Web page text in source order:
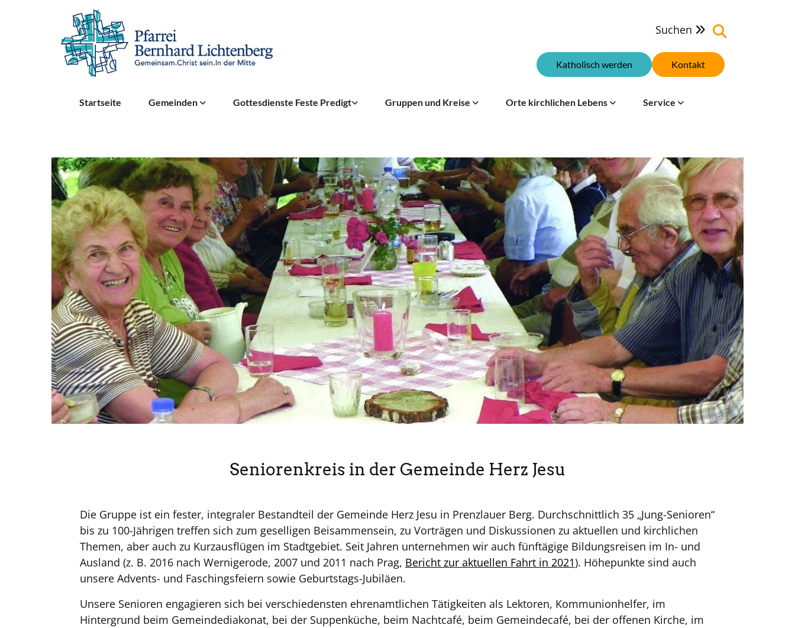
Suchen 
Kontakt
Katholisch werden
Startseite Gemeinden Gottesdienste Feste Predigt Gruppen und Kreise Orte kirchlichen Lebens Service
Seniorenkreis in der Gemeinde Herz Jesu
Die Gruppe ist ein fester, integraler Bestandteil der Gemeinde Herz Jesu in Prenzlauer Berg. Durchschnittlich 35 „Jung-Senioren“
bis zu 100-Jährigen treffen sich zum geselligen Beisammensein, zu Vorträgen und Diskussionen zu aktuellen und kirchlichen
Themen, aber auch zu Kurzausflügen im Stadtgebiet. Seit Jahren unternehmen wir auch fünftägige Bildungsreisen im In- und
Ausland (z. B. 2016 nach Wernigerode, 2007 und 2011 nach Prag, Bericht zur aktuellen Fahrt in 2021). Höhepunkte sind auch
unsere Advents- und Faschingsfeiern sowie Geburtstags-Jubiläen.
Unsere Senioren engagieren sich bei verschiedensten ehrenamtlichen Tätigkeiten als Lektoren, Kommunionhelfer, im
Hintergrund beim Gemeindediakonat, bei der Suppenküche, beim Nachtcafé, beim Gemeindecafé, bei der offenen Kirche, im